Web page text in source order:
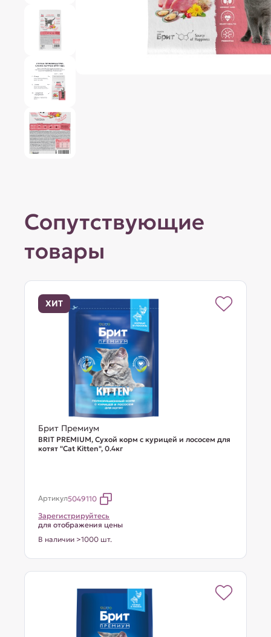
Сопутствующие
товары
ХИТ
Брит Премиум
BRIT PREMIUM, Сухой корм с курицей и лососем для
котят "Cat Kitten", 0.4кг
Артикул5049110
Зарегистрируйтесь
для отображения цены
В наличии >1000 шт.